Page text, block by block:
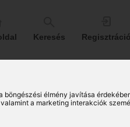
élmény javítása
a marketing interakciók
Keresés Regisztráció
(34)